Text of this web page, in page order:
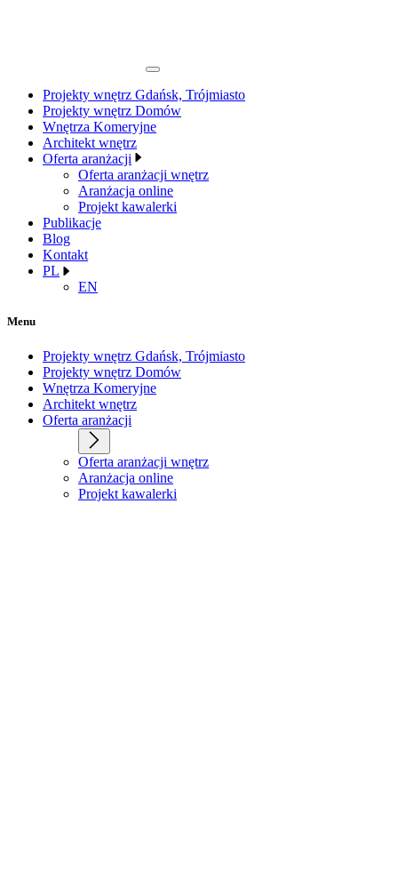
Projekty wnętrz Gdańsk, Trójmiasto
Projekty wnętrz Domów
Wnętrza Komeryjne
Architekt wnętrz
Oferta aranżacji
Oferta aranżacji wnętrz
Aranżacja online
Projekt kawalerki
Publikacje
Blog
Kontakt
PL
EN
Menu
Projekty wnętrz Gdańsk, Trójmiasto
Projekty wnętrz Domów
Wnętrza Komeryjne
Architekt wnętrz
Oferta aranżacji
Oferta aranżacji wnętrz
Aranżacja online
Projekt kawalerki